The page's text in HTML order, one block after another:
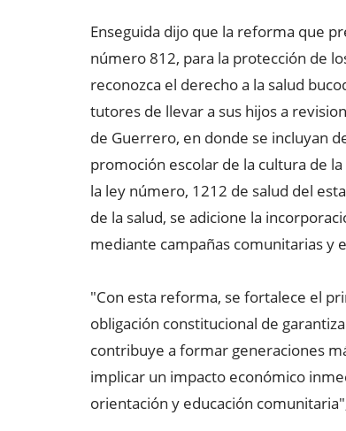
Enseguida dijo que la reforma que
número 812, para la protección de
reconozca el derecho a la salud
tutores de llevar a sus hijos a
de Guerrero, en donde se incluyan
promoción escolar de la cultura de
la ley número, 1212 de salud del
de la salud, se adicione la
mediante campañas comunitarias y
"Con esta reforma, se fortalece el
obligación constitucional de
contribuye a formar generaciones
implicar un impacto económico
orientación y educación